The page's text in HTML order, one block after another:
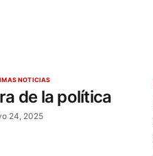
NOTICIAS
de la política
24, 2025